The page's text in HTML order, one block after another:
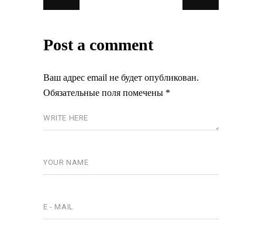
Post a comment
Ваш адрес email не будет опубликован.
Обязательные поля помечены *